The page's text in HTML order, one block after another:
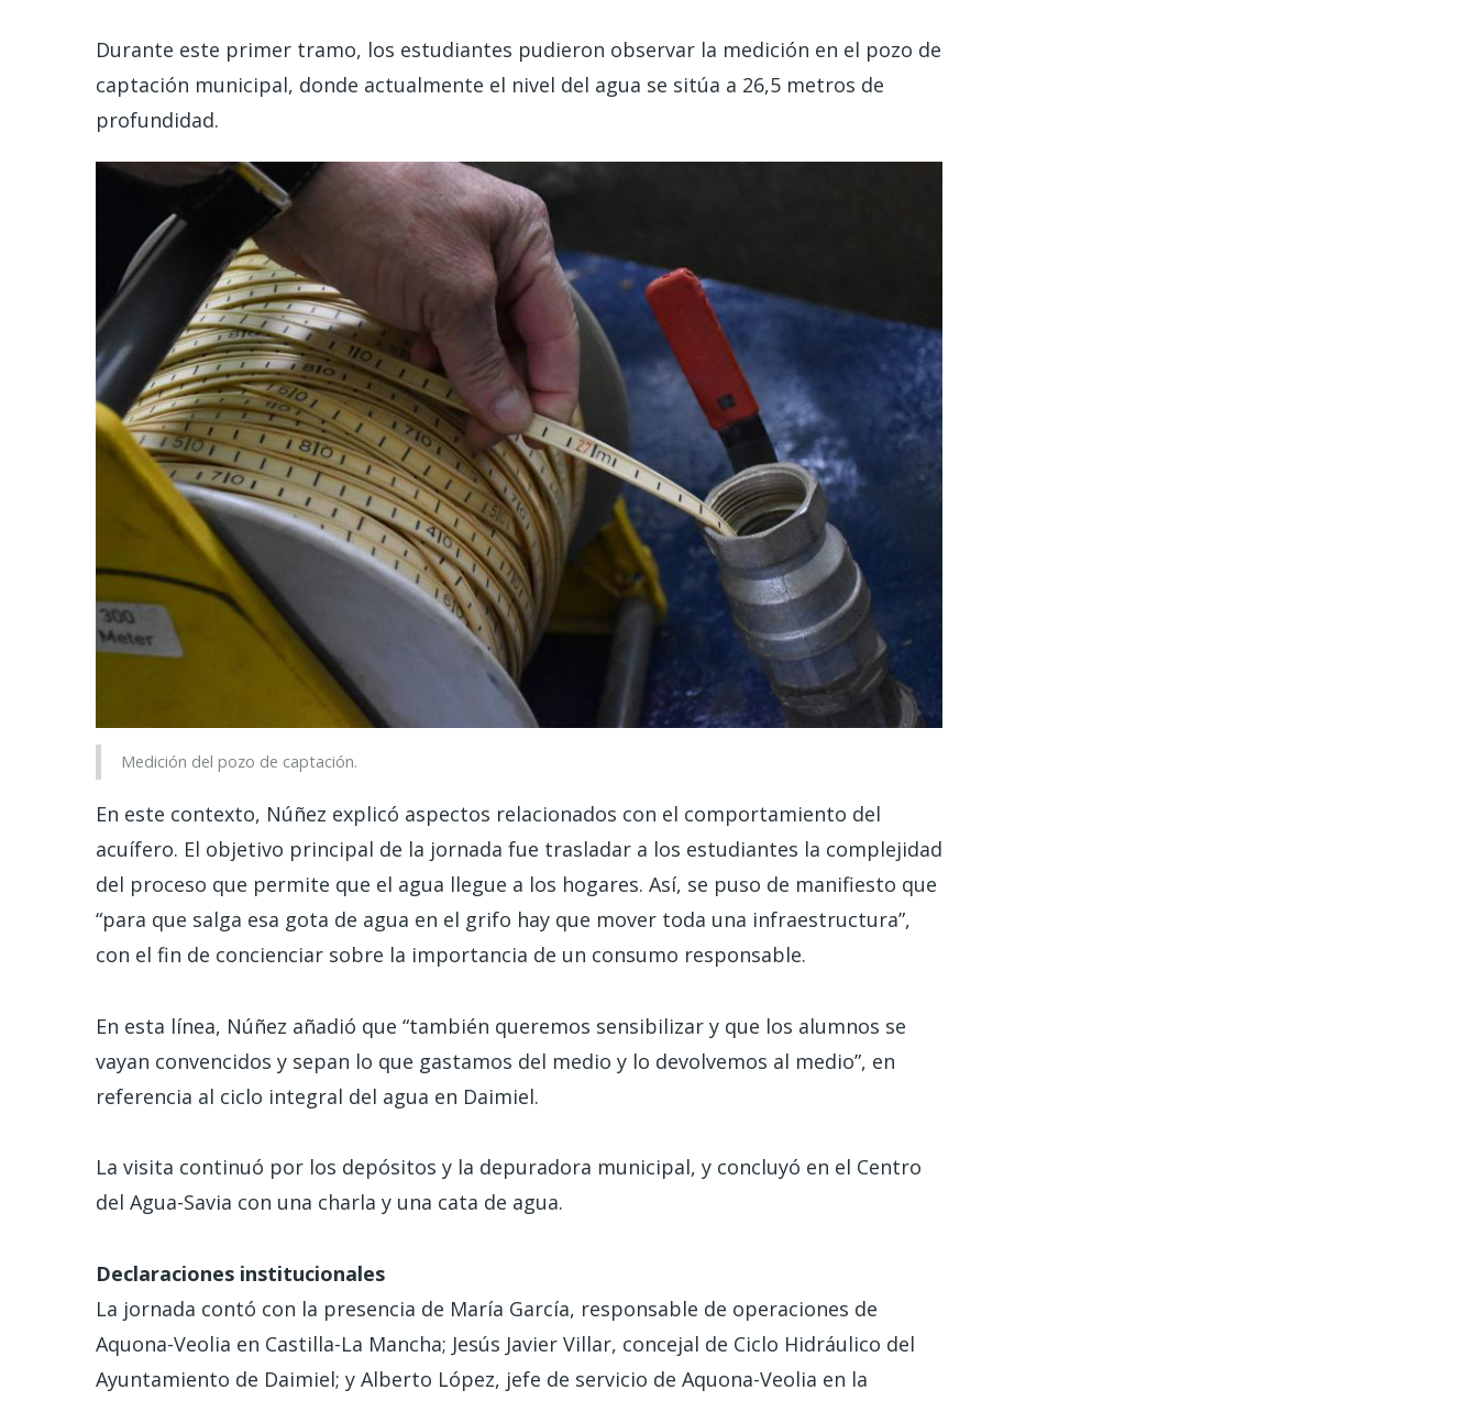
Durante este primer tramo, los estudiantes pudieron observar la medición en el pozo de
captación municipal, donde actualmente el nivel del agua se sitúa a 26,5 metros de
profundidad.
Medición del pozo de captación.
En este contexto, Núñez explicó aspectos relacionados con el comportamiento del
acuífero. El objetivo principal de la jornada fue trasladar a los estudiantes la complejidad
del proceso que permite que el agua llegue a los hogares. Así, se puso de manifiesto que
“para que salga esa gota de agua en el grifo hay que mover toda una infraestructura”,
con el fin de concienciar sobre la importancia de un consumo responsable.
En esta línea, Núñez añadió que “también queremos sensibilizar y que los alumnos se
vayan convencidos y sepan lo que gastamos del medio y lo devolvemos al medio”, en
referencia al ciclo integral del agua en Daimiel.
La visita continuó por los depósitos y la depuradora municipal, y concluyó en el Centro
del Agua-Savia con una charla y una cata de agua.
Declaraciones institucionales
La jornada contó con la presencia de María García, responsable de operaciones de
Aquona-Veolia en Castilla-La Mancha; Jesús Javier Villar, concejal de Ciclo Hidráulico del
Ayuntamiento de Daimiel; y Alberto López, jefe de servicio de Aquona-Veolia en la